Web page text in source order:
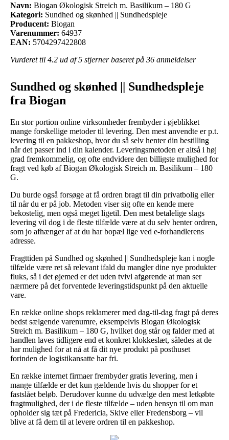
Navn: Biogan Økologisk Streich m. Basilikum – 180 G
Kategori: Sundhed og skønhed || Sundhedspleje
Producent: Biogan
Varenummer: 64937
EAN: 5704297422808
Vurderet til 4.2 ud af 5 stjerner baseret på 36 anmeldelser
Sundhed og skønhed || Sundhedspleje
fra Biogan
En stor portion online virksomheder frembyder i øjeblikket
mange forskellige metoder til levering. Den mest anvendte er p.t.
levering til en pakkeshop, hvor du så selv henter din bestilling
når det passer ind i din kalender. Leveringsmetoden er altså i høj
grad fremkommelig, og ofte endvidere den billigste mulighed for
fragt ved køb af Biogan Økologisk Streich m. Basilikum – 180
G.
Du burde også forsøge at få ordren bragt til din privatbolig eller
til når du er på job. Metoden viser sig ofte en kende mere
bekostelig, men også meget ligetil. Den mest betalelige slags
levering vil dog i de fleste tilfælde være at du selv henter ordren,
som jo afhænger af at du har bopæl lige ved e-forhandlerens
adresse.
Fragttiden på Sundhed og skønhed || Sundhedspleje kan i nogle
tilfælde være ret så relevant ifald du mangler dine nye produkter
fluks, så i det øjemed er det uden tvivl afgørende at man ser
nærmere på det forventede leveringstidspunkt på den aktuelle
vare.
En række online shops reklamerer med dag-til-dag fragt på deres
bedst sælgende varenumre, eksempelvis Biogan Økologisk
Streich m. Basilikum – 180 G, hvilket dog står og falder med at
handlen laves tidligere end et konkret klokkeslæt, således at de
har mulighed for at nå at få dit nye produkt på posthuset
forinden de logistikansatte har fri.
En række internet firmaer frembyder gratis levering, men i
mange tilfælde er det kun gældende hvis du shopper for et
fastslået beløb. Derudover kunne du udvælge den mest letkøbte
fragtmulighed, der i de fleste tilfælde – uden hensyn til om man
opholder sig tæt på Fredericia, Skive eller Fredensborg – vil
blive at få dem til at levere ordren til en pakkeshop.